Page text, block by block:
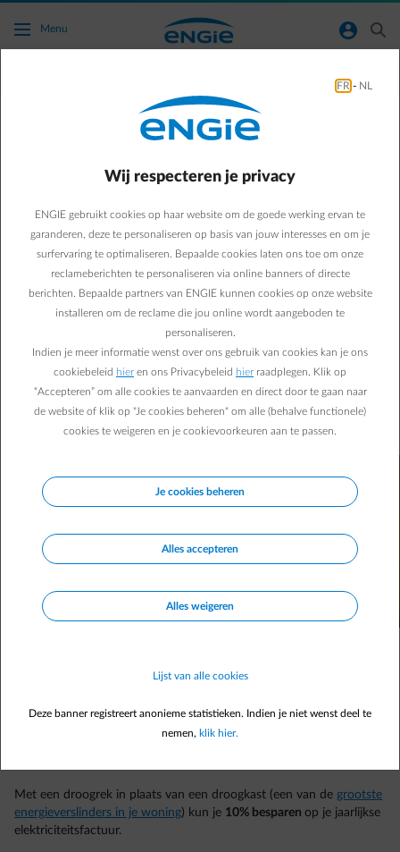
Ga naar de hoofdinhoud
Menu normal-account-circle search
Bespaartips
5 droogrekken voor
binnen om zelf te maken
Suzanne M.
06/05/2020 ·1 min
Je wasgoed laten drogen zonder één kilowattuur
elektriciteit te verbruiken? Er gaat niets boven natuurlijk
exemplaren die weinig plaats innemen én die je zelf kunt
Met een droogrek in plaats van een droogkast (een van de grootste
energieverslinders in je woning) kun je 10% besparen op je jaarlijkse
elektriciteitsfactuur.
FR - NL
Wij respecteren je privacy
ENGIE gebruikt cookies op haar website om de goede werking ervan te
garanderen, deze te personaliseren op basis van jouw interesses en om je
surfervaring te optimaliseren. Bepaalde cookies laten ons toe om onze
reclameberichten te personaliseren via online banners of directe
berichten. Bepaalde partners van ENGIE kunnen cookies op onze website
installeren om de reclame die jou online wordt aangeboden te
personaliseren.
Indien je meer informatie wenst over ons gebruik van cookies kan je ons
cookiebeleid hier en ons Privacybeleid hier raadplegen. Klik op
“Accepteren” om alle cookies te aanvaarden en direct door te gaan naar
de website of klik op "Je cookies beheren" om alle (behalve functionele)
cookies te weigeren en je cookievoorkeuren aan te passen.
Je cookies beheren
Alles accepteren
Alles weigeren
Lijst van alle cookies
Deze banner registreert anonieme statistieken. Indien je niet wenst deel te
nemen, klik hier.